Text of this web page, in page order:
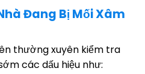
Đang Bị Mối Xâm
thường xuyên kiểm tra
các dấu hiệu như: